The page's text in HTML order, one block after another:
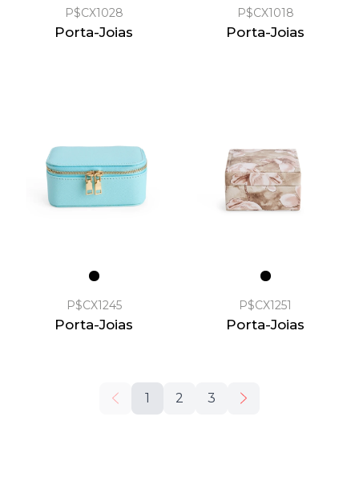
P$CX1028
Porta-Joias
P$CX1018
Porta-Joias
P$CX1245
Porta-Joias
P$CX1251
Porta-Joias
1 2 3